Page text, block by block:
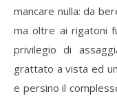
mancare nulla: da
ma oltre ai rigatoni
privilegio di
grattato a vista ed
e persino il